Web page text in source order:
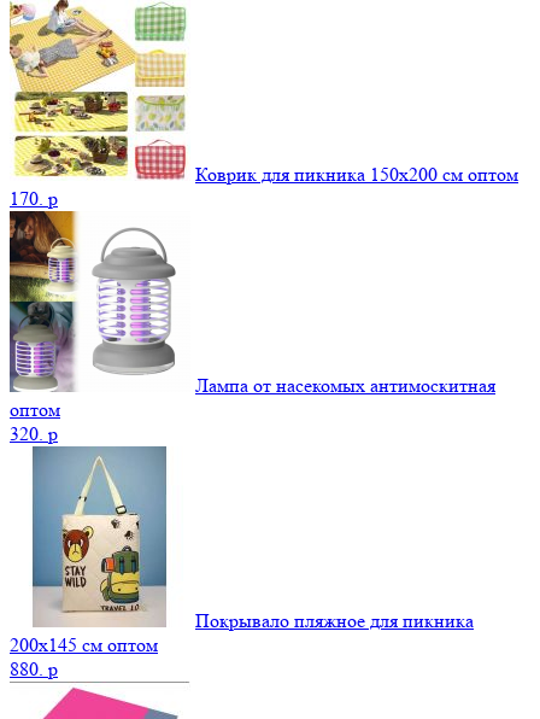
Коврик для пикника 150х200 см оптом
170. p
Лампа от насекомых антимоскитная
оптом
320. p
Покрывало пляжное для пикника
200х145 см оптом
880. p